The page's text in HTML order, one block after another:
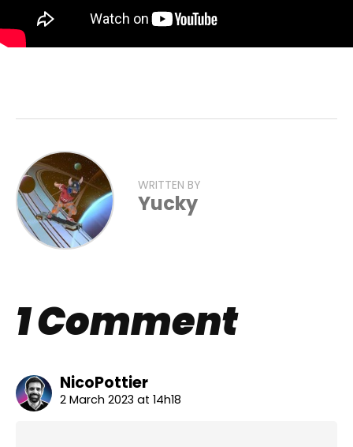
WRITTEN BY
Yucky
1 Comment
NicoPottier
2 March 2023 at 14h18